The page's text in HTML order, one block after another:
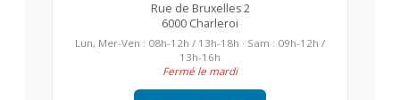
Rue de Bruxelles 2
6000 Charleroi
Lun, Mer-Ven : 08h-12h / 13h-18h · Sam : 09h-12h /
13h-16h
Fermé le mardi